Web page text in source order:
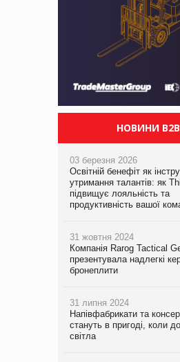
НОВИНИ B2B
03 березня 2026
Освітній бенефіт як
утримання талантів: як
підвищує лояльність та
продуктивність вашої
31 жовтня 2024
Компанія Rarog Tactical
презентувала надлегкі
бронеплити
31 липня 2024
Напівфабрикати та
стануть в пригоді, коли
світла